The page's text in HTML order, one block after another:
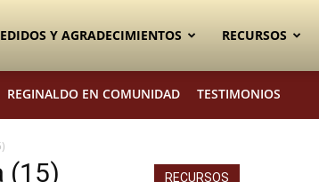
Y AGRADECIMIENTOS RECURSOS
REGINALDO EN COMUNIDAD TESTIMONIOS
(15) RECURSOS